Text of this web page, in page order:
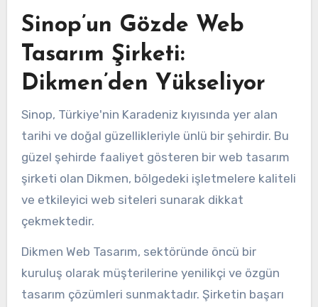
Sinop’un Gözde Web
Tasarım Şirketi:
Dikmen’den Yükseliyor
Sinop, Türkiye'nin Karadeniz kıyısında yer alan
tarihi ve doğal güzellikleriyle ünlü bir şehirdir. Bu
güzel şehirde faaliyet gösteren bir web tasarım
şirketi olan Dikmen, bölgedeki işletmelere kaliteli
ve etkileyici web siteleri sunarak dikkat
çekmektedir.
Dikmen Web Tasarım, sektöründe öncü bir
kuruluş olarak müşterilerine yenilikçi ve özgün
tasarım çözümleri sunmaktadır. Şirketin başarı